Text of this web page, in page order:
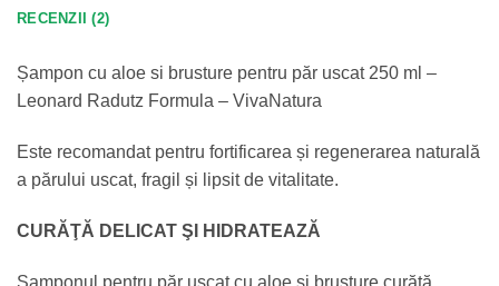
RECENZII (2)
Șampon cu aloe si brusture pentru păr uscat 250 ml –
Leonard Radutz Formula – VivaNatura
Este recomandat pentru fortificarea și regenerarea naturală
a părului uscat, fragil și lipsit de vitalitate.
CURĂŢĂ DELICAT ŞI HIDRATEAZĂ
Șamponul pentru păr uscat cu aloe și brusture curăță